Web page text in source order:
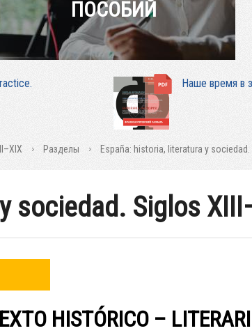
ПОСОБИЙ
Наше время в
Разделы España: historia, literatura y sociedad.
sociedad. Siglos
HISTÓRICO –